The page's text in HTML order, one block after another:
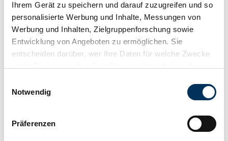
Ihrem Gerät zu speichern und darauf zuzugreifen und so
personalisierte Werbung und Inhalte, Messungen von
Werbung und Inhalten, Zielgruppenforschung sowie
Entwicklung von Angeboten zu ermöglichen. Sie
entscheiden darüber, wer Ihre Daten für welche Zwecke
Trigger Symbol ändern oder widerrufen
Informationen über Ihre geografische Lage
Notwendig
Präferenzen
Dealer